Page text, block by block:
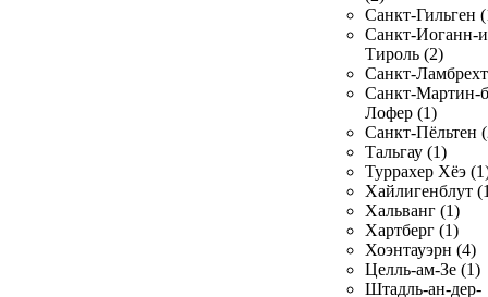
Санкт-Гильген
Санкт-Иоганн-
Тироль (2)
Санкт-
Санкт-Мартин-
Лофер (1)
Санкт-Пёльтен
Тальгау (1)
Туррахер Хёэ
Хайлигенблут
Хальванг (1)
Хартберг (1)
Хоэнтауэрн (4)
Целль-ам-Зе (1)
Штадль-ан-дер-